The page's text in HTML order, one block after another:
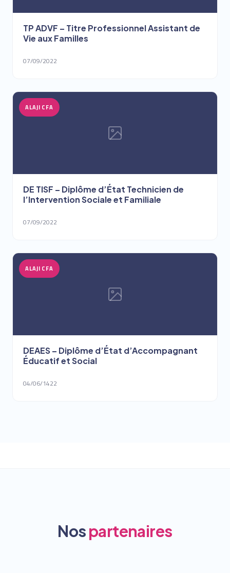
TP ADVF – Titre Professionnel Assistant de
Vie aux Familles
07/09/2022
ALAJI CFA
DE TISF – Diplôme d’État Technicien de
l’Intervention Sociale et Familiale
07/09/2022
ALAJI CFA
DEAES – Diplôme d’État d’Accompagnant
Éducatif et Social
04/06/1422
Nospartenaires